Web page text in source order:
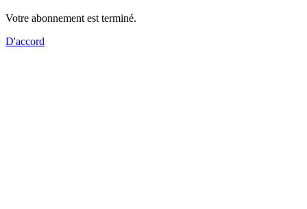
Votre abonnement est terminé.
D'accord